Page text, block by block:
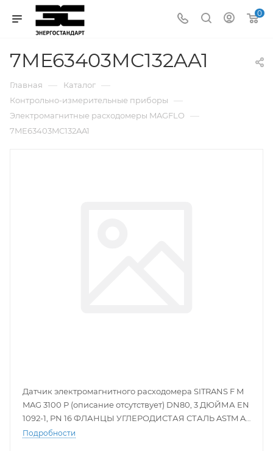
0
7ME63403MC132AA1
Главная — Каталог —
Контрольно-измерительные приборы —
Электромагнитные расходомеры MAGFLO —
7ME63403MC132AA1
Датчик электромагнитного расходомера SITRANS F M
MAG 3100 P (описание отсутствует) DN80, 3 ДЮЙМА EN
1092-1, PN 16 ФЛАНЦЫ УГЛЕРОДИСТАЯ СТАЛЬ ASTM A
105 ПОКРЫТИЕ PTFE МАКС. 130 ГРАД. С HASTELLOY C
Подробности